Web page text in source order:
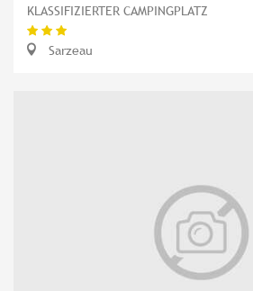
KLASSIFIZIERTER CAMPINGPLATZ
Sarzeau